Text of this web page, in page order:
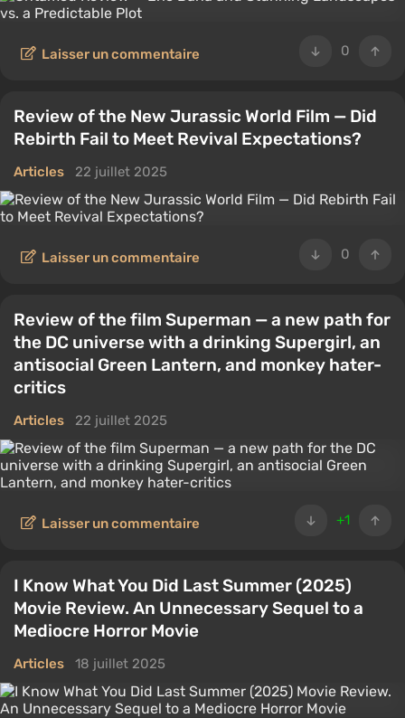
0
Laisser un commentaire
Review of the New Jurassic World Film — Did
Rebirth Fail to Meet Revival Expectations?
Articles 22 juillet 2025
0
Laisser un commentaire
Review of the film Superman — a new path for
the DC universe with a drinking Supergirl, an
antisocial Green Lantern, and monkey hater-
critics
Articles 22 juillet 2025
+1
Laisser un commentaire
I Know What You Did Last Summer (2025)
Movie Review. An Unnecessary Sequel to a
Mediocre Horror Movie
Articles 18 juillet 2025